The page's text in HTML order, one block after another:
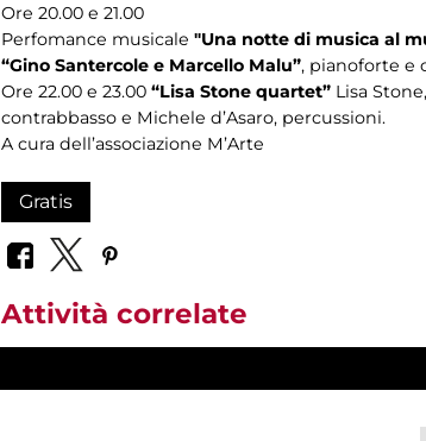
Ore 20.00 e 21.00
Perfomance musicale "Una notte di musica al
“Gino Santercole e Marcello Malu”, pianoforte e
Ore 22.00 e 23.00 “Lisa Stone quartet” Lisa
contrabbasso e Michele d’Asaro, percussioni.
A cura dell’associazione M’Arte
Gratis
Attività correlate